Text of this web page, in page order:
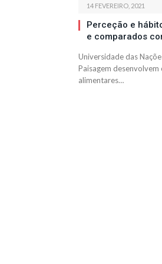
14 FEVEREIRO, 2021
Perceção e
e comparados
Universidade das
Paisagem
alimentares…